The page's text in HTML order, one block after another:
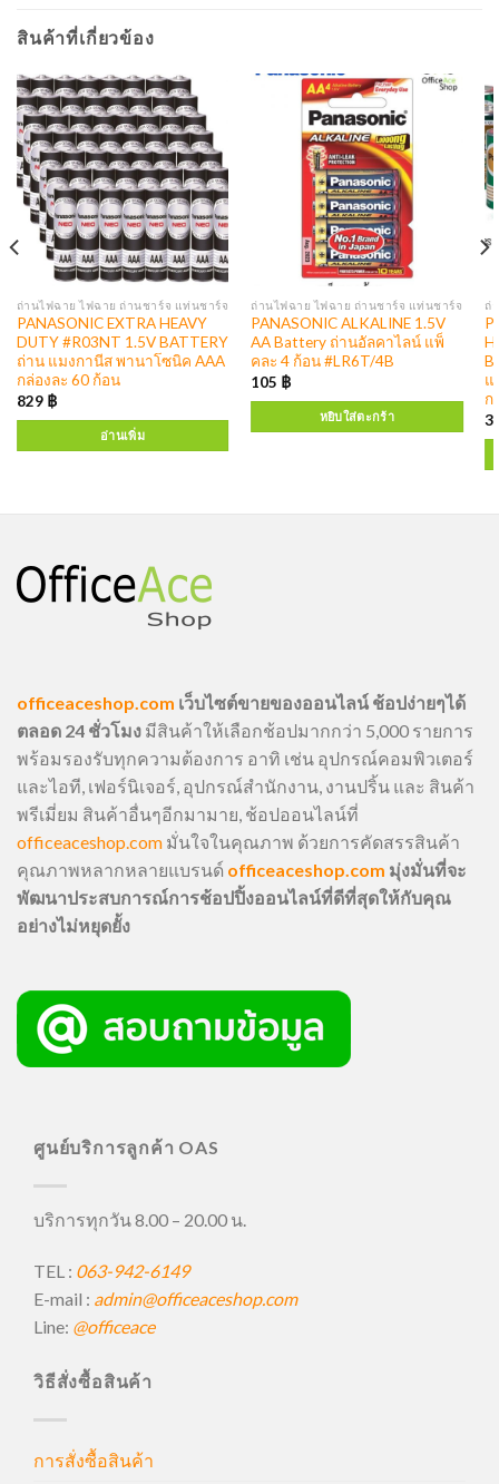
สินค้าที่เกี่ยวข้อง
ถ่านไฟฉาย ไฟฉาย ถ่านชาร์จ แท่นชาร์จ
PANASONIC EXTRA HEAVY
DUTY #R03NT 1.5V BATTERY
ถ่าน แมงกานีส พานาโซนิค AAA
กล่องละ 60 ก้อน
829 ฿
อ่านเพิ่ม
ถ่านไฟฉาย ไฟฉาย ถ่านชาร์จ แท่นชาร์จ
PANASONIC ALKALINE 1.5V
AA Battery ถ่านอัลคาไลน์ แพ็
คละ 4 ก้อน #LR6T/4B
105 ฿
หยิบใส่ตะกร้า
ถ่
แ
ก
officeaceshop.com เว็บไซต์ขายของออนไลน์ ช้อปง่ายๆได้
ตลอด 24 ชั่วโมง มีสินค้าให้เลือกช้อปมากกว่า 5,000 รายการ
พร้อมรองรับทุกความต้องการ อาทิ เช่น อุปกรณ์คอมพิวเตอร์
และไอที, เฟอร์นิเจอร์, อุปกรณ์สำนักงาน, งานปริ้น และ สินค้า
พรีเมี่ยม สินค้าอื่นๆอีกมามาย, ช้อปออนไลน์ที่
officeaceshop.com มั่นใจในคุณภาพ ด้วยการคัดสรรสินค้า
คุณภาพหลากหลายแบรนด์ officeaceshop.com มุ่งมั่นที่จะ
พัฒนาประสบการณ์การช้อปปิ้งออนไลน์ที่ดีที่สุดให้กับคุณ
อย่างไม่หยุดยั้ง
ศูนย์บริการลูกค้า OAS
บริการทุกวัน 8.00 – 20.00 น.
TEL : 063-942-6149
E-mail : admin@officeaceshop.com
Line: @officeace
วิธีสั่งซื้อสินค้า
การสั่งซื้อสินค้า